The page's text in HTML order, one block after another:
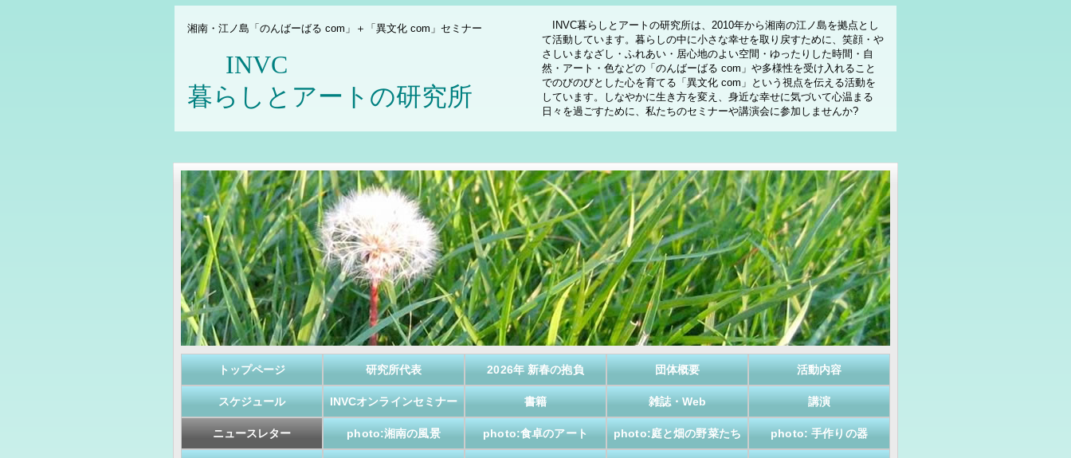
湘南・江ノ島「のんばーばる com」＋「異文化 com」セミナー
INVC
暮らしとアートの研究所
INVC暮らしとアートの研究所は、2010年から湘南の江ノ島を拠点とし
て活動しています。暮らしの中に小さな幸せを取り戻すために、笑顔・や
さしいまなざし・ふれあい・居心地のよい空間・ゆったりした時間・自
然・アート・色などの「のんばーばる com」や多様性を受け入れること
でのびのびとした心を育てる「異文化 com」という視点を伝える活動を
しています。しなやかに生き方を変え、身近な幸せに気づいて心温まる
日々を過ごすために、私たちのセミナーや講演会に参加しませんか?
トップページ 研究所代表 2026年 新春の抱負 団体概要 活動内容
スケジュール INVCオンラインセミナー 書籍 雑誌・Web 講演
ニュースレター photo:湘南の風景 photo:食卓のアート photo:庭と畑の野菜たち photo: 手作りの器